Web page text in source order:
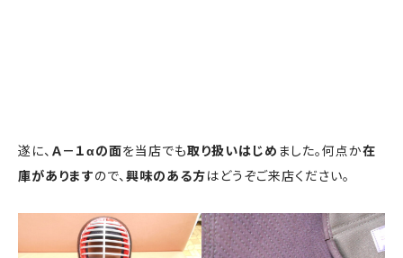
遂に、 Ａ－１αの面を当店でも取り扱いはじめ ました。何点か在
庫がありますので、 興味のある方はどうぞご来店ください。